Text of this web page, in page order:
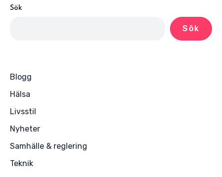
Sök
Sök
Blogg
Hälsa
Livsstil
Nyheter
Samhälle & reglering
Teknik